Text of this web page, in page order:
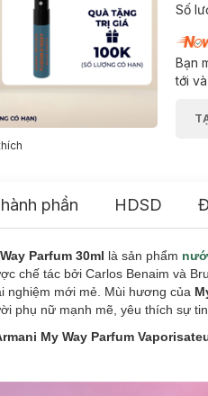
Số
Bạn
tới
phần HDSD
Parfum 30ml là sản phẩm
chế tác bởi Carlos Benaim và
nghiệm mới mẻ. Mùi hương của
phụ nữ mạnh mẽ, yêu thích sự
My Way Parfum